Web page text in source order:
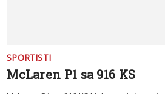
SPORTISTI
McLaren P1 sa 916 KS